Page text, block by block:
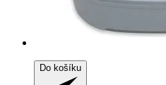
Do košíku